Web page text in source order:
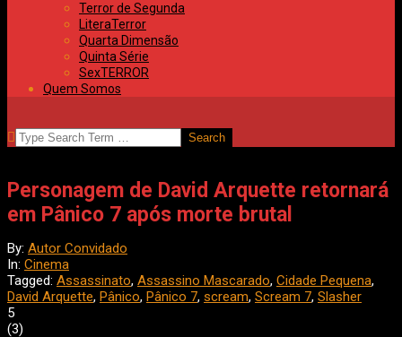
Terror de Segunda
LiteraTerror
Quarta Dimensão
Quinta Série
SexTERROR
Quem Somos
SEARCH
Personagem de David Arquette retornará
em Pânico 7 após morte brutal
By: Autor Convidado
In: Cinema
Tagged: Assassinato, Assassino Mascarado, Cidade Pequena,
David Arquette, Pânico, Pânico 7, scream, Scream 7, Slasher
5
(3)